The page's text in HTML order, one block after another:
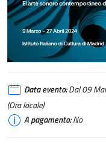
Data evento:Dal 09
(Ora locale)
A pagamento:No